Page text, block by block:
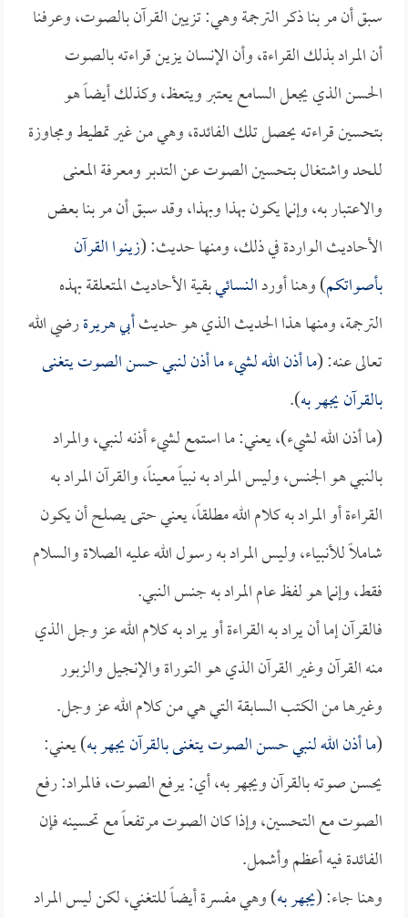
سبق أن مر بنا ذكر الترجمة وهي: تزيين القرآن بالصوت، وعرفنا
أن المراد بذلك القراءة، وأن الإنسان يزين قراءته بالصوت
الحسن الذي يجعل السامع يعتبر ويتعظ، وكذلك أيضاً هو
بتحسين قراءته يحصل تلك الفائدة، وهي من غير تمطيط ومجاوزة
للحد واشتغال بتحسين الصوت عن التدبر ومعرفة المعنى
والاعتبار به، وإنما يكون بهذا وبهذا، وقد سبق أن مر بنا بعض
الأحاديث الواردة في ذلك، ومنها حديث: (زينوا القرآن
بأصواتكم) وهنا أوردالنسائيبقية الأحاديث المتعلقة بهذه
الترجمة، ومنها هذا الحديث الذي هو حديثأبي هريرةرضي الله
تعالى عنه: (ما أذن الله لشيء ما أذن لنبي حسن الصوت يتغنى
بالقرآن يجهر به).
(ما أذن الله لشيء)، يعني: ما استمع لشيء أذنه لنبي، والمراد
بالنبي هو الجنس، وليس المراد به نبياً معيناً، والقرآن المراد به
القراءة أو المراد به كلام الله مطلقاً، يعني حتى يصلح أن يكون
شاملاً للأنبياء، وليس المراد به رسول الله عليه الصلاة والسلام
فقط، وإنما هو لفظ عام المراد به جنس النبي.
فالقرآن إما أن يراد به القراءة أو يراد به كلام الله عز وجل الذي
منه القرآن وغير القرآن الذي هو التوراة والإنجيل والزبور
وغيرها من الكتب السابقة التي هي من كلام الله عز وجل.
(ما أذن الله لنبي حسن الصوت يتغنى بالقرآن يجهر به) يعني:
يحسن صوته بالقرآن ويجهر به، أي: يرفع الصوت، فالمراد: رفع
الصوت مع التحسين، وإذا كان الصوت مرتفعاً مع تحسينه فإن
الفائدة فيه أعظم وأشمل.
وهنا جاء: (يجهر به) وهي مفسرة أيضاً للتغني، لكن ليس المراد